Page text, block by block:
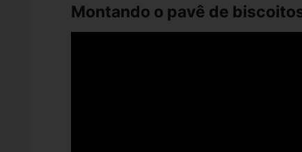
Montando o pavê de